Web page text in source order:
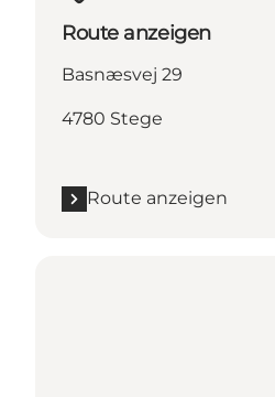
Route anzeigen
Basnæsvej 29
4780 Stege
Route anzeigen